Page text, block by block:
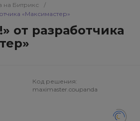
на Битрикс
/
«Максимастер»
от разработчика
Код решения:
maximaster.coupanda